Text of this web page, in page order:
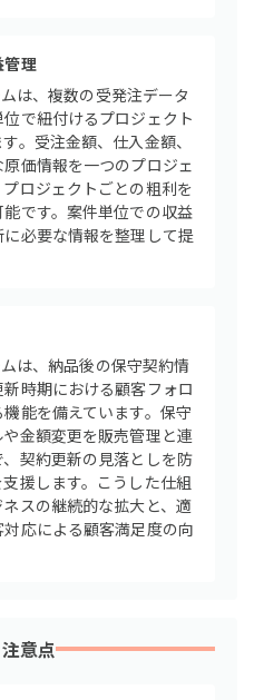
管理
は、複数の受発注データ
で紐付けるプロジェクト
。受注金額、仕入金額、
価情報を一つのプロジェ
ロジェクトごとの粗利を
です。案件単位での収益
必要な情報を整理して提
は、納品後の保守契約情
時期における顧客フォロ
能を備えています。保守
金額変更を販売管理と連
契約更新の見落としを防
援します。こうした仕組
スの継続的な拡大と、適
応による顧客満足度の向
注意点